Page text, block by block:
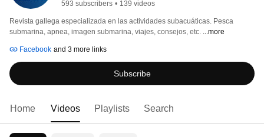
593 subscribers • 139 videos
Revista gallega especializada en las actividades subacuáticas. Pesca
submarina, apnea, imagen submarina, viajes, consejos, etc. ...more
Facebook and 3 more links
Subscribe
Home Videos Playlists Search